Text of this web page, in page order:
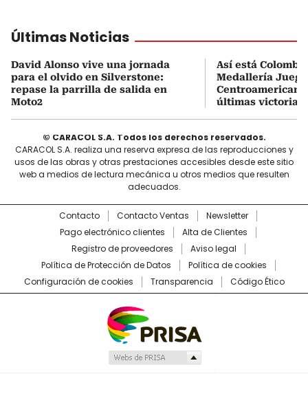
Últimas Noticias
David Alonso vive una jornada
para el olvido en Silverstone:
repase la parrilla de salida en
Moto2
Así está
Medallería
últimas victorias
© CARACOL S.A. Todos los derechos reservados.
CARACOL S.A. realiza una reserva expresa de las reproducciones y
usos de las obras y otras prestaciones accesibles desde este sitio
web a medios de lectura mecánica u otros medios que resulten
adecuados.
Contacto Contacto Ventas
Newsletter
Pago electrónico clientes
Alta de Clientes
Registro de proveedores
Aviso legal
Política de Protección de Datos
Política de cookies
Configuración de cookies
Transparencia Código Ético